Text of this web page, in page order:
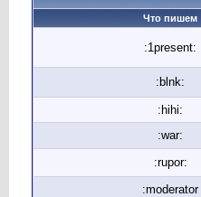
Что пишем
:1present:
:blnk:
:hihi:
:war:
:rupor:
:moderator